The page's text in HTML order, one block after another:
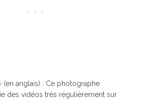
(en anglais) : Ce photographe
des vidéos très régulièrement sur